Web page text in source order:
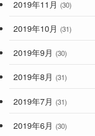
2019年11月 (30)
2019年10月 (31)
2019年9月 (30)
2019年8月 (31)
2019年7月 (31)
2019年6月 (30)